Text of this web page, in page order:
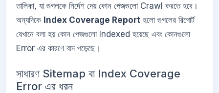
তালিকা, যা গুগলকে নির্দেশ দেয় কোন পেজগুলো Crawl করতে হবে।
অন্যদিকে Index Coverage Report হলো গুগলের রিপোর্ট
যেখানে বলা হয় কোন পেজগুলো Indexed হয়েছে এবং কোনগুলো
Error এর কারণে বাদ পড়েছে।
সাধারণ Sitemap বা Index Coverage
Error এর ধরন